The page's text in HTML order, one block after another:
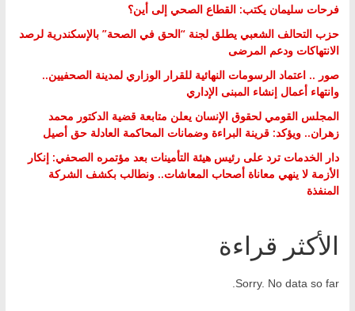
فرحات سليمان يكتب: القطاع الصحي إلى أين؟
حزب التحالف الشعبي يطلق لجنة “الحق في الصحة” بالإسكندرية لرصد
الانتهاكات ودعم المرضى
صور .. اعتماد الرسومات النهائية للقرار الوزاري لمدينة الصحفيين..
وانتهاء أعمال إنشاء المبنى الإداري
المجلس القومي لحقوق الإنسان يعلن متابعة قضية الدكتور محمد
زهران.. ويؤكد: قرينة البراءة وضمانات المحاكمة العادلة حق أصيل
دار الخدمات ترد على رئيس هيئة التأمينات بعد مؤتمره الصحفي: إنكار
الأزمة لا ينهي معاناة أصحاب المعاشات.. ونطالب بكشف الشركة
المنفذة
الأكثر قراءة
Sorry. No data so far.